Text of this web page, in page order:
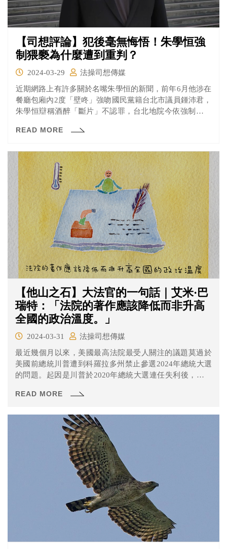
【司想評論】犯後毫無悔悟！朱學恒強
制猥褻為什麼遭到重判？
2024-03-29
法操司想傳媒
近期網路上有許多關於名嘴朱學恒的新聞，前年6月他涉在
餐廳包廂內2度「壁咚」強吻國民黨籍台北市議員鍾沛君，
朱學恒辯稱酒醉「斷片」不認罪，台北地院今依強制猥褻
詞，朱事後傳送「自白簡訊」也未遭誤導，認定朱有罪，
READ MORE
【他山之石】大法官的一句話｜艾米·巴
瑞特：「法院的著作應該降低而非升高
全國的政治溫度。」
2024-03-31
法操司想傳媒
最近幾個月以來，美國最高法院最受人關注的議題莫過於
美國前總統川普遭到科羅拉多州禁止參選2024年總統大選
的問題。起因是川普於2020年總統大選連任失利後，支持
日發動「拯救美國」集會，主張投票過程受到控制。最後
警力才在數個小時後平息。
READ MORE